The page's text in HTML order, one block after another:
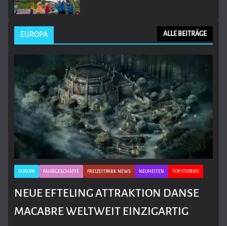
EUROPA ALLE BEITRÄGE
EUROPA FAHRGESCHÄFTE FREIZEITPARK NEWS NEUHEITEN TOP STORIES
NEUE EFTELING ATTRAKTION DANSE
MACABRE WELTWEIT EINZIGARTIG